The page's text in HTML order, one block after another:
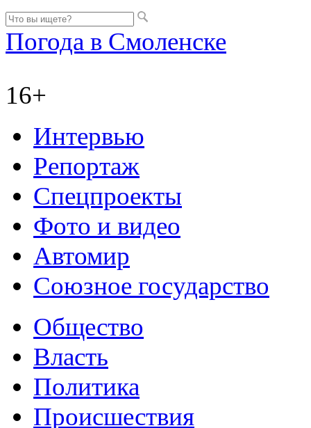
Погода в Смоленске
16+
Интервью
Репортаж
Спецпроекты
Фото и видео
Автомир
Союзное государство
Общество
Власть
Политика
Происшествия